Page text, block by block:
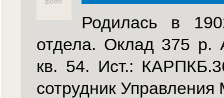
Родилась в
отдела. Оклад 375 р.
кв. 54. Ист.:
сотрудник Управления